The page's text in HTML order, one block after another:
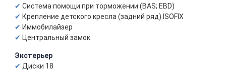
Система помощи при торможении (BAS; EBD)
Крепление детского кресла (задний ряд) ISOFIX
Иммобилайзер
Центральный замок
Экстерьер
Диски 18